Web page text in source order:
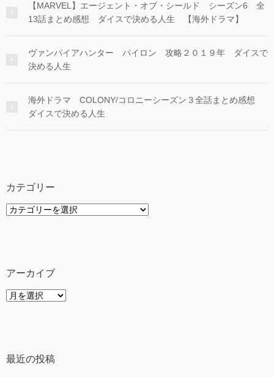
【MARVEL】エージェント・オブ・シールド シーズン6 全
13話まとめ感想 ダイスで決める人生 【海外ドラマ】
ヴァンパイアハンター パイロン 攻略２０１９年 ダイスで
決める人生
海外ドラマ COLONY/コロニーシーズン３全話まとめ感想
ダイスで決める人生
カテゴリー
カ
アーカイブ
ア
最近の投稿